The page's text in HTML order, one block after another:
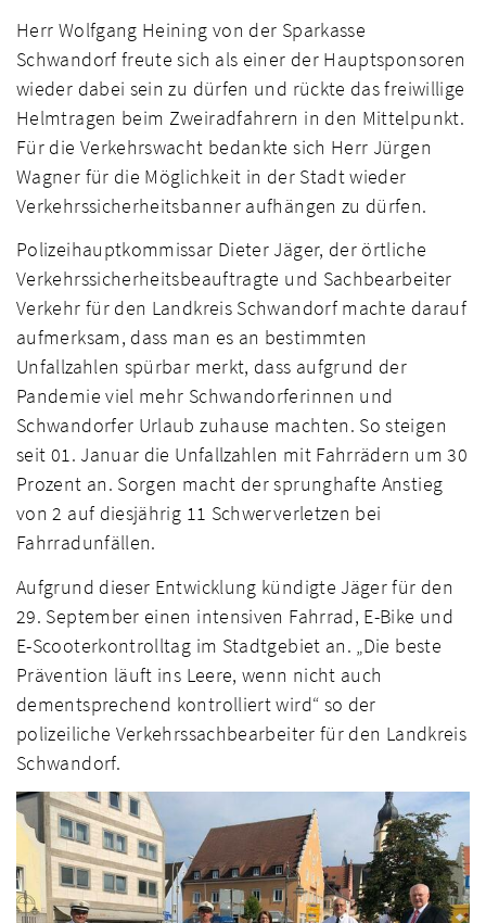
Herr Wolfgang Heining von der Sparkasse
Schwandorf freute sich als einer der Hauptsponsoren
wieder dabei sein zu dürfen und rückte das freiwillige
Helmtragen beim Zweiradfahrern in den Mittelpunkt.
Für die Verkehrswacht bedankte sich Herr Jürgen
Wagner für die Möglichkeit in der Stadt wieder
Verkehrssicherheitsbanner aufhängen zu dürfen.
Polizeihauptkommissar Dieter Jäger, der örtliche
Verkehrssicherheitsbeauftragte und Sachbearbeiter
Verkehr für den Landkreis Schwandorf machte darauf
aufmerksam, dass man es an bestimmten
Unfallzahlen spürbar merkt, dass aufgrund der
Pandemie viel mehr Schwandorferinnen und
Schwandorfer Urlaub zuhause machten. So steigen
seit 01. Januar die Unfallzahlen mit Fahrrädern um 30
Prozent an. Sorgen macht der sprunghafte Anstieg
von 2 auf diesjährig 11 Schwerverletzen bei
Fahrradunfällen.
Aufgrund dieser Entwicklung kündigte Jäger für den
29. September einen intensiven Fahrrad, E-Bike und
E-Scooterkontrolltag im Stadtgebiet an. „Die beste
Prävention läuft ins Leere, wenn nicht auch
dementsprechend kontrolliert wird“ so der
polizeiliche Verkehrssachbearbeiter für den Landkreis
Schwandorf.